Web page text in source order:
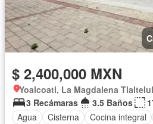
$ 2,400,000 MXN
Yoalcoatl, La Magdalena
3 Recámaras
3.5 Baños
Agua
Cisterna Cocina integral